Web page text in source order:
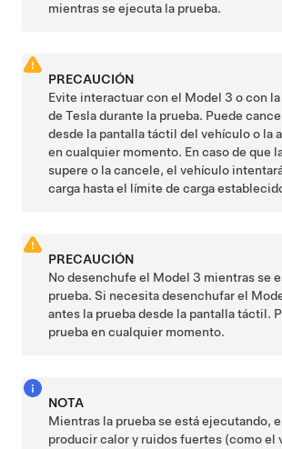
mientras se ejecuta la prueba.
PRECAUCIÓN
Evite interactuar con el Model 3 o con
de Tesla durante la prueba. Puede
desde la pantalla táctil del vehículo o la
en cualquier momento. En caso de que
supere o la cancele, el vehículo
carga hasta el límite de carga
PRECAUCIÓN
No desenchufe el Model 3 mientras se
prueba. Si necesita desenchufar el
antes la prueba desde la pantalla táctil.
prueba en cualquier momento.
NOTA
Mientras la prueba se está ejecutando,
producir calor y ruidos fuertes (como el